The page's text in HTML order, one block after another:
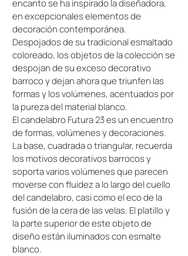
encanto se ha inspirado la diseñadora,
en excepcionales elementos de
decoración contemporánea.
Despojados de su tradicional esmaltado
coloreado, los objetos de la colección se
despojan de su exceso decorativo
barroco y dejan ahora que triunfen las
formas y los volúmenes, acentuados por
la pureza del material blanco.
El candelabro Futura 23 es un encuentro
de formas, volúmenes y decoraciones.
La base, cuadrada o triangular, recuerda
los motivos decorativos barrocos y
soporta varios volúmenes que parecen
moverse con fluidez a lo largo del cuello
del candelabro, casi como el eco de la
fusión de la cera de las velas. El platillo y
la parte superior de este objeto de
diseño están iluminados con esmalte
blanco.